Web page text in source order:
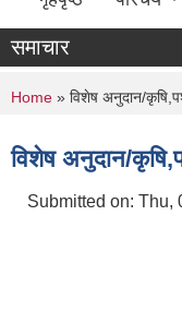
समाचार
You are
Home » विशेष अनुदान/
विशेष अनुदान/
Submitted on: Thu,